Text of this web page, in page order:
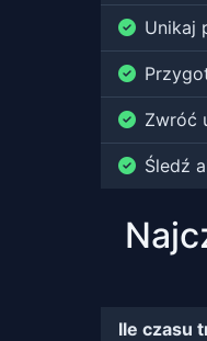
Unikaj
Zwróć
Śledź
Ile czasu